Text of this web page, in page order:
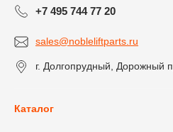
+7 495 744 77 20
sales@nobleliftparts.ru
г. Долгопрудный, Дорожный
Каталог